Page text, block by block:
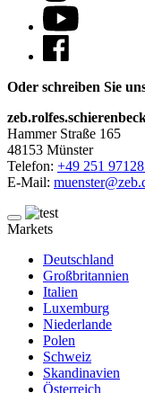
Oder schreiben Sie
Hammer Straße 165
48153 Münster
Telefon: +49 251
E-Mail:
Markets
Deutschland
Großbritannien
Italien
Luxemburg
Niederlande
Polen
Schweiz
Skandinavien
Österreich